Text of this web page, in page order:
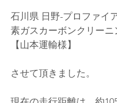
石川県 日野-プロファイ
素ガスカーボンクリー
【山本運輸様】
させて頂きました。